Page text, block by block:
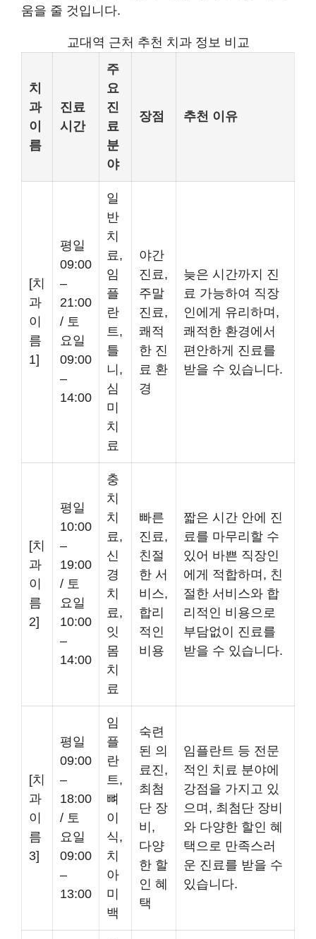
움을 줄 것입니다.
교대역 근처 추천 치과 정보 비교
치
과
이
름
진료
시간
주
요
진
료
분
야
장점 추천 이유
[치
과
이
름
1]
평일
09:00
–
21:00
/ 토
요일
09:00
–
14:00
일
반
치
료,
임
플
란
트,
틀
니,
심
미
치
료
야간
진료,
주말
진료,
쾌적
한 진
료 환
경
늦은 시간까지 진
료 가능하여 직장
인에게 유리하며,
쾌적한 환경에서
편안하게 진료를
받을 수 있습니다.
[치
과
이
름
2]
평일
10:00
–
19:00
/ 토
요일
10:00
–
14:00
충
치
치
료,
신
경
치
료,
잇
몸
치
료
빠른
진료,
친절
한 서
비스,
합리
적인
비용
짧은 시간 안에 진
료를 마무리할 수
있어 바쁜 직장인
에게 적합하며, 친
절한 서비스와 합
리적인 비용으로
부담없이 진료를
받을 수 있습니다.
[치
과
이
름
3]
평일
09:00
–
18:00
/ 토
요일
09:00
–
13:00
임
플
란
트,
뼈
이
식,
치
아
미
백
숙련
된 의
료진,
최첨
단 장
비,
다양
한 할
인 혜
택
임플란트 등 전문
적인 치료 분야에
강점을 가지고 있
으며, 최첨단 장비
와 다양한 할인 혜
택으로 만족스러
운 진료를 받을 수
있습니다.